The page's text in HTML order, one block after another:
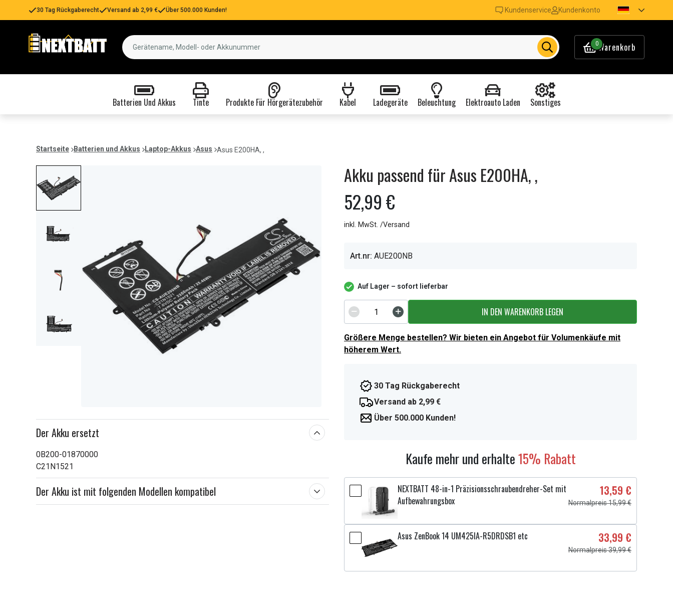
30 Tag Rückgaberecht Versand ab 2,99 € Über 500.000 Kunden! Kundenservice Kundenkonto
0Warenkorb
Batterien Und Akkus Tinte Produkte Für Hörgerätezubehör Kabel Ladegeräte Beleuchtung Elektroauto Laden Sonstiges
Startseite Batterien und Akkus Laptop-Akkus Asus Asus E200HA, ,
of
Der Akku ersetzt
0B200-01870000
C21N1521
Der Akku ist mit folgenden Modellen kompatibel
Akku passend für Asus E200HA, ,
52,99 €
inkl. MwSt. /Versand
Art.nr: AUE200NB
Auf Lager – sofort lieferbar
IN DEN WARENKORB LEGEN
Größere Menge bestellen? Wir bieten ein Angebot für Volumenkäufe mit
höherem Wert.
30 Tag Rückgaberecht
Versand ab 2,99 €
Über 500.000 Kunden!
Kaufe mehr und erhalte15% Rabatt
NEXTBATT 48-in-1 Präzisionsschraubendreher-Set mit
Aufbewahrungsbox
13,59 €
Normalpreis 15,99 €
Asus ZenBook 14 UM425IA-R5DRDSB1 etc 33,99 €
Normalpreis 39,99 €